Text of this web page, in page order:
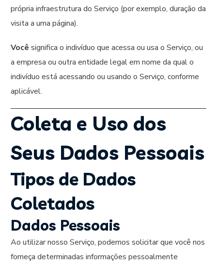
própria infraestrutura do Serviço (por exemplo, duração da
visita a uma página).
Você significa o indivíduo que acessa ou usa o Serviço, ou
a empresa ou outra entidade legal em nome da qual o
indivíduo está acessando ou usando o Serviço, conforme
aplicável.
Coleta e Uso dos
Seus Dados Pessoais
Tipos de Dados
Coletados
Dados Pessoais
Ao utilizar nosso Serviço, podemos solicitar que você nos
forneça determinadas informações pessoalmente